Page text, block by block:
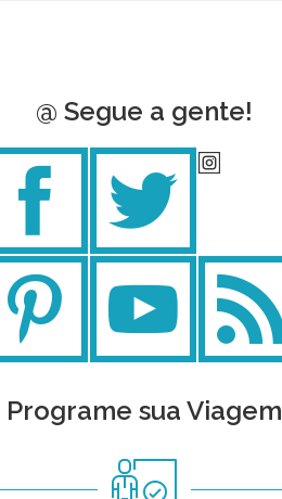
@ Segue a gente!
Programe sua Viagem